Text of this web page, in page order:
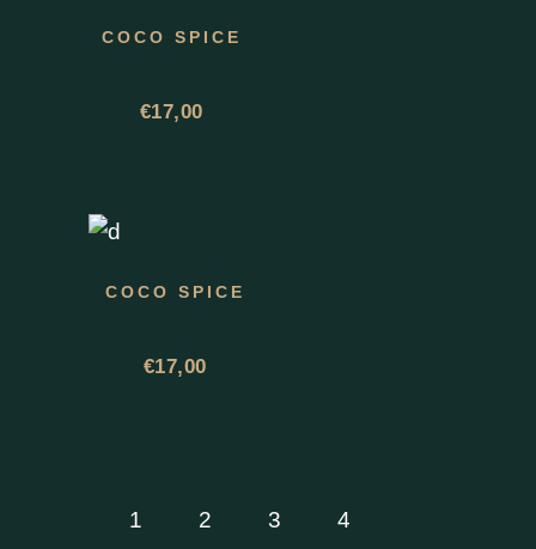
COCO SPICE
€17,00
COCO SPICE
€17,00
1 2 3 4